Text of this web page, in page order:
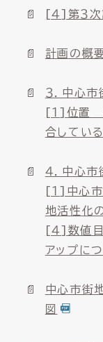
[４]第３
計画の概
３．中心
[１]位置
合してい
４．中心
[１]中心
地活性化
[４]数値
アップに
中心市街
図